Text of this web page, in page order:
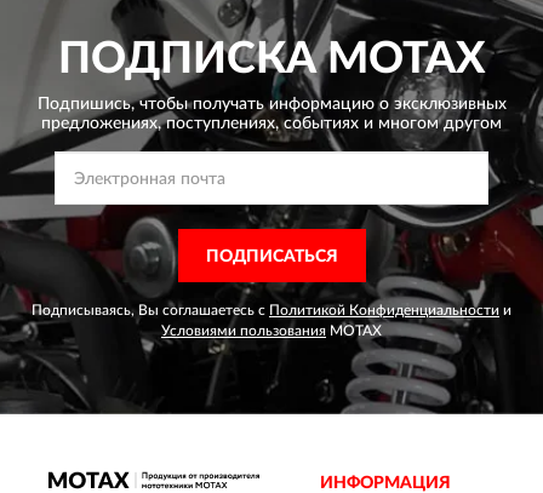
ПОДПИСКАMOTAX
Подпишись, чтобы получать информацию о эксклюзивных
предложениях,поступлениях, событиях и многом другом
ПОДПИСАТЬСЯ
Подписываясь, Вы соглашаетесь с Политикой Конфиденциальности и
Условиями пользования MOTAX
ИНФОРМАЦИЯ